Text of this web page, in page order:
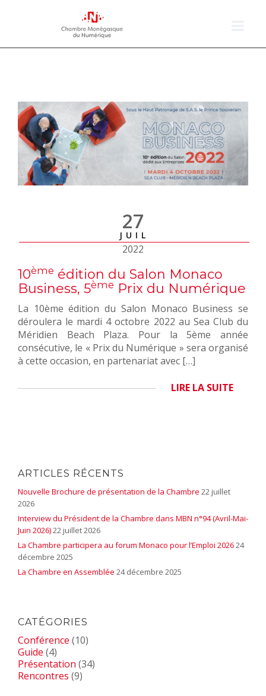
27
JUIL
2022
10ème édition du Salon Monaco
Business, 5ème Prix du Numérique
La 10ème édition du Salon Monaco Business se
déroulera le mardi 4 octobre 2022 au Sea Club du
Méridien Beach Plaza. Pour la 5ème année
consécutive, le « Prix du Numérique » sera organisé
à cette occasion, en partenariat avec […]
LIRE LA SUITE
ARTICLES RÉCENTS
Nouvelle Brochure de présentation de la Chambre 22 juillet
2026
Interview du Président de la Chambre dans MBN n°94 (Avril-Mai-
Juin 2026)22 juillet 2026
La Chambre participera au forum Monaco pour l’Emploi 202624
décembre 2025
La Chambre en Assemblée 24 décembre 2025
CATÉGORIES
Conférence (10)
Guide (4)
Présentation (34)
Rencontres (9)